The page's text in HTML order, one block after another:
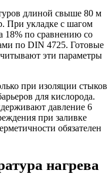
длиной свыше 80 м
При укладке с шагом
18% по сравнению со
по DIN 4725. Готовые
эти параметры
при изоляции стыков
для кислорода.
давление 6
при заливке
обязателен
нагрева